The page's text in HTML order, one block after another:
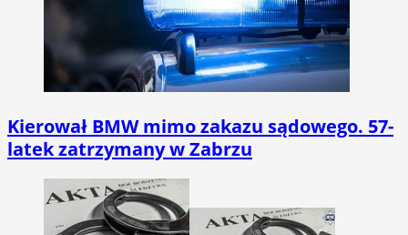
Kierował BMW mimo zakazu sądowego. 57-
latek zatrzymany w Zabrzu